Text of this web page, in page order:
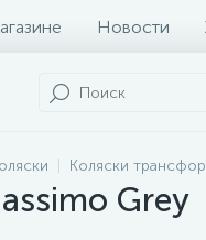
Новости
Коляски
Grey